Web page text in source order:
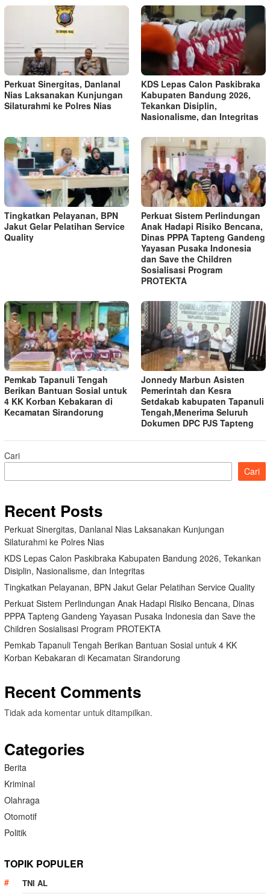
Perkuat Sinergitas, Danlanal
Nias Laksanakan Kunjungan
Silaturahmi ke Polres Nias
KDS Lepas Calon Paskibraka
Kabupaten Bandung 2026,
Tekankan Disiplin,
Nasionalisme, dan Integritas
Tingkatkan Pelayanan, BPN
Jakut Gelar Pelatihan Service
Quality
Perkuat Sistem Perlindungan
Anak Hadapi Risiko Bencana,
Dinas PPPA Tapteng Gandeng
Yayasan Pusaka Indonesia
dan Save the Children
Sosialisasi Program
PROTEKTA
Pemkab Tapanuli Tengah
Berikan Bantuan Sosial untuk
4 KK Korban Kebakaran di
Kecamatan Sirandorung
Jonnedy Marbun Asisten
Pemerintah dan Kesra
Setdakab kabupaten Tapanuli
Tengah,Menerima Seluruh
Dokumen DPC PJS Tapteng
Cari
Cari
Recent Posts
Perkuat Sinergitas, Danlanal Nias Laksanakan Kunjungan
Silaturahmi ke Polres Nias
KDS Lepas Calon Paskibraka Kabupaten Bandung 2026, Tekankan
Disiplin, Nasionalisme, dan Integritas
Tingkatkan Pelayanan, BPN Jakut Gelar Pelatihan Service Quality
Perkuat Sistem Perlindungan Anak Hadapi Risiko Bencana, Dinas
PPPA Tapteng Gandeng Yayasan Pusaka Indonesia dan Save the
Children Sosialisasi Program PROTEKTA
Pemkab Tapanuli Tengah Berikan Bantuan Sosial untuk 4 KK
Korban Kebakaran di Kecamatan Sirandorung
Recent Comments
Tidak ada komentar untuk ditampilkan.
Categories
Berita
Kriminal
Olahraga
Otomotif
Politik
TOPIK POPULER
TNI AL